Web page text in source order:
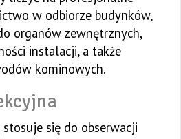
w odbiorze budynków,
organów zewnętrznych,
instalacji, a także
kominowych.
się do obserwacji